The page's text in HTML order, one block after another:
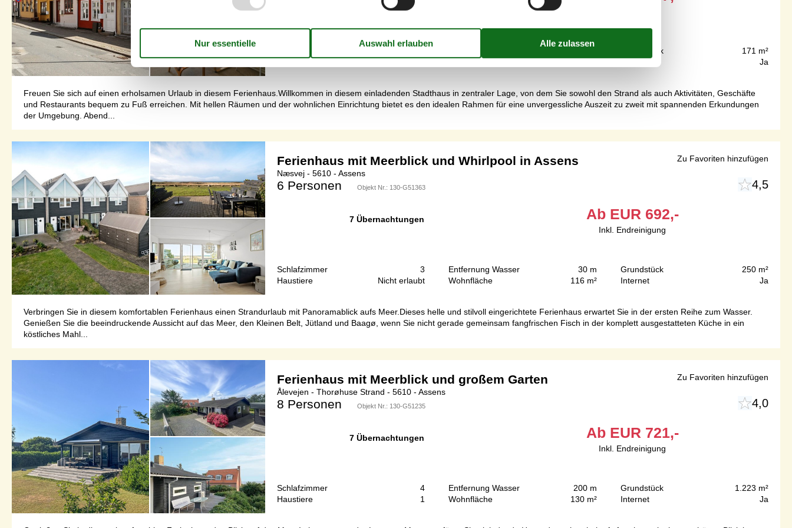
Haustiere
1
Wohnfläche
61 m²
Grundstück
171 m²
Internet
Ja
Freuen Sie sich auf einen erholsamen Urlaub in diesem Ferienhaus.Willkommen in diesem einladenden Stadthaus in zentraler Lage, von dem Sie sowohl den Strand als auch Aktivitäten, Geschäfte
und Restaurants bequem zu Fuß erreichen. Mit hellen Räumen und der wohnlichen Einrichtung bietet es den idealen Rahmen für eine unvergessliche Auszeit zu zweit mit spannenden Erkundungen
der Umgebung. Abend...
Ferienhaus mit Meerblick und Whirlpool in Assens
Næsvej - 5610 - Assens
6 Personen Objekt Nr.: 130-G51363 4,5
7 Übernachtungen Ab EUR 692,-
Inkl. Endreinigung
Schlafzimmer
3
Haustiere
Nicht erlaubt
Entfernung Wasser
30 m
Wohnfläche
116 m²
Grundstück
250 m²
Internet
Ja
Verbringen Sie in diesem komfortablen Ferienhaus einen Strandurlaub mit Panoramablick aufs Meer.Dieses helle und stilvoll eingerichtete Ferienhaus erwartet Sie in der ersten Reihe zum Wasser.
Genießen Sie die beeindruckende Aussicht auf das Meer, den Kleinen Belt, Jütland und Baagø, wenn Sie nicht gerade gemeinsam fangfrischen Fisch in der komplett ausgestatteten Küche in ein
köstliches Mahl...
Zu Favoriten hinzufügen
Ferienhaus mit Meerblick und großem Garten
Ålevejen - Thorøhuse Strand - 5610 - Assens
8 Personen Objekt Nr.: 130-G51235 4,0
7 Übernachtungen Ab EUR 721,-
Inkl. Endreinigung
Schlafzimmer
4
Haustiere
1
Entfernung Wasser
200 m
Wohnfläche
130 m²
Grundstück
1.223 m²
Internet
Ja
Zu Favoriten hinzufügen